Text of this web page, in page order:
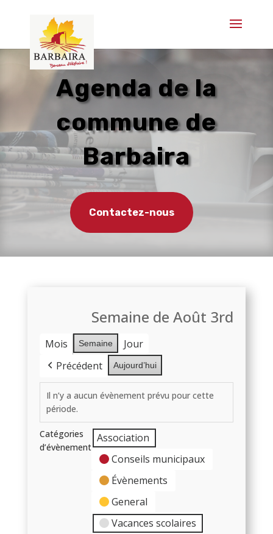
Agenda de la
commune de
Barbaira
Contactez-nous
Semaine de Août 3rd
Mois Semaine
Jour
Précédent
Aujourd’hui
Il n’y a aucun évènement prévu pour cette
période.
Catégories
d’évènement
Association
Conseils municipaux
Évènements
General
Vacances scolaires